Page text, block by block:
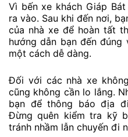
Vì bến xe khách Giáp
ra vào. Sau khi đến nơi,
của nhà xe để hoàn tất
hướng dẫn bạn đến
một cách dễ dàng.
Đối với các nhà xe
cũng không cần lo lắng.
bạn để thông báo địa
Đừng quên kiểm tra kỹ
tránh nhầm lẫn chuyến đi